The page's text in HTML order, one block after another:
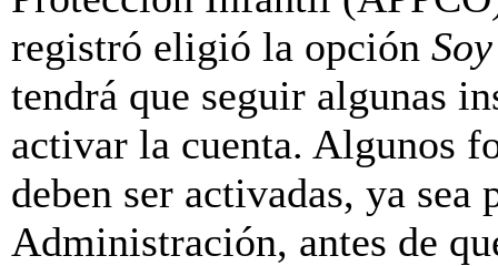
registró eligió la opción
tendrá que seguir algunas
activar la cuenta. Algunos
deben ser activadas, ya
Administración, antes de